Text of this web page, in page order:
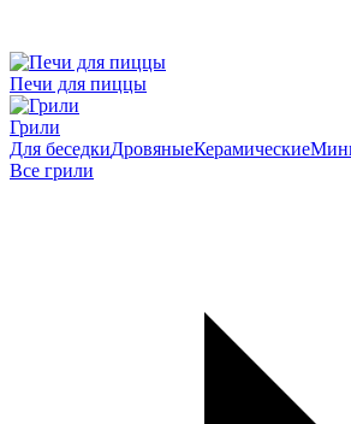
Печи для пиццы
Грили
Для беседкиДровяныеКерамические
Все грили